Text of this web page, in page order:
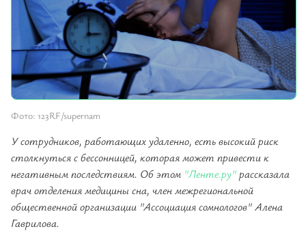
Фото: 123RF/supernam
У сотрудников, работающих удаленно, есть высокий риск
столкнуться с бессонницей, которая может привести к
негативным последствиям. Об этом "Ленте.ру"рассказала
врач отделения медицины сна, член межрегиональной
общественной организации "Ассоциация сомнологов" Алена
Гаврилова.